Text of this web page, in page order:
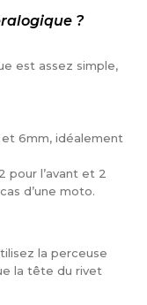
?
est assez simple,
6mm, idéalement
pour l’avant et 2
d’une moto.
la perceuse
la tête du rivet